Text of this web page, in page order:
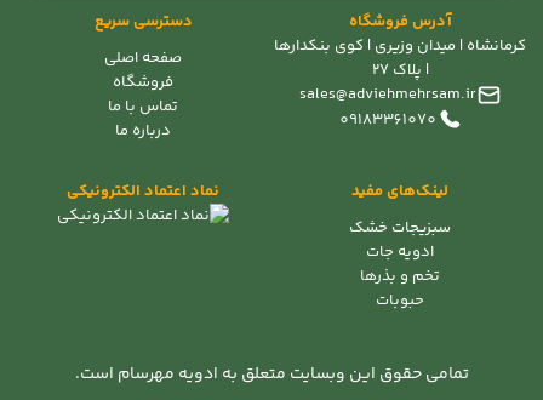
آدرس فروشگاه
کرمانشاه | میدان وزیری | کوی بنکدارها
| پلاک 27
sales@adviehmehrsam.ir
09183361070
دسترسی سریع
صفحه اصلی
فروشگاه
تماس با ما
درباره ما
لینک‌های مفید
سبزیجات خشک
ادویه جات
تخم و بذرها
حبوبات
نماد اعتماد الکترونیکی
تمامی حقوق این وبسایت متعلق به ادویه مهرسام است.